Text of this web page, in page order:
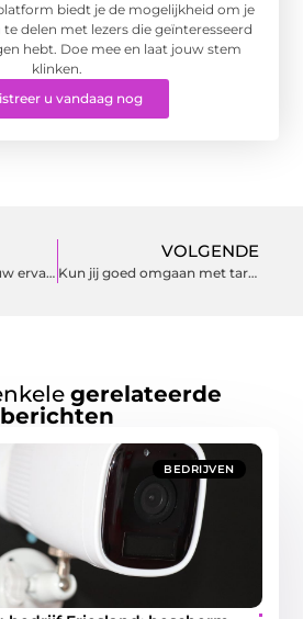
biedt je de mogelijkheid om je
delen met lezers die geïnteresseerd
hebt. Doe mee en laat jouw stem
klinken.
u vandaag nog
De Wit Hekwerken – uw ervaren hekwerk specialist
VOLGENDE
Kun jij goed omgaan met targets halen binnen een gestelde termijn?
gerelateerde
berichten
BEDRIJVEN